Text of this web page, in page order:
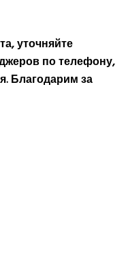
уточняйте
по телефону,
Благодарим за